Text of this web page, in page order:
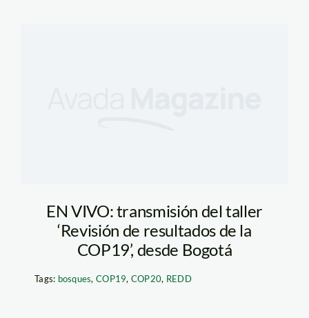
EN VIVO: transmisión del taller
‘Revisión de resultados de la
COP19’, desde Bogotá
Tags: bosques,COP19, COP20, REDD